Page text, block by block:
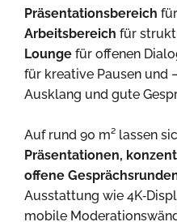
Präsentationsbereich
Arbeitsbereich für
Lounge für offenen
für kreative Pausen und
Ausklang und gute
Auf rund 90 m² lassen
Präsentationen,
offene
Ausstattung wie
mobile